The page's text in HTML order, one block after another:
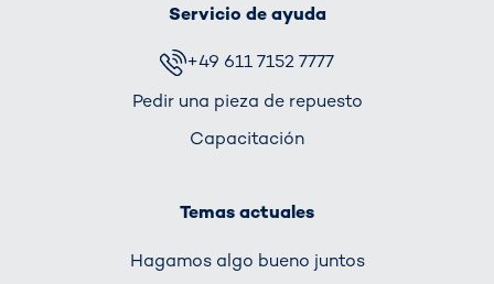
Servicio de ayuda
+49 611 7152 7777
Pedir una pieza de repuesto
Capacitación
Temas actuales
Hagamos algo bueno juntos